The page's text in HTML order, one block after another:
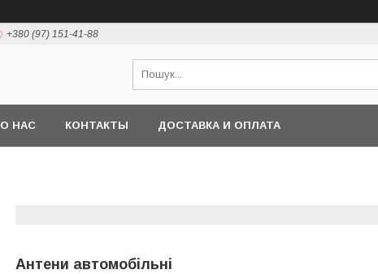
+380 (97) 151-41-88
О НАС КОНТАКТЫ ДОСТАВКА И ОПЛАТА
Антени автомобільні